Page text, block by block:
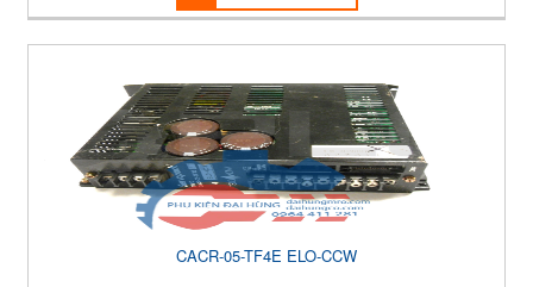
CACR-05-TF4E ELO-CCW